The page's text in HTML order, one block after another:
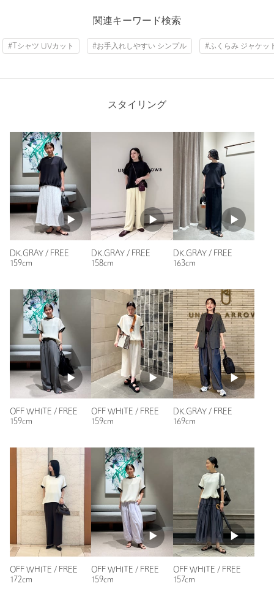
対象外商品
タイプ WOMEN
サイズ FREE
本体；ポリエステル59％ 複合繊維(ポリエステ
ル)41％ 別布；ポリエステル66％ ナイロン31％ ポ
洗濯表示 洗濯表示について
原産国 ベトナム製
商品番号 1516-1-000000
購入サイズ：FREE
｜
購入カラー：OFF WHITE
アルめにもキレイめにも着られます。
性別：女性
年代：40代後半
身長：160cm
普段の着用サイズ：
10人が参考になったと回答
参考になった
ニックネーム： Gachapinne
投稿日： 2026年5月4日
購入サイズ：FREE
｜
購入カラー：OFF WHITE
購入商品のサイズ感：
ちょうどよい
Comfyシリーズは、「しわにならない、イージーケア、きれ
いめに見える」で出張用に重宝しており、新作が出ると必ずチ
性別：
152cm
普段の着用サイズ：
8人が参考になったと回答
参考になった
関連キーワード検索
#Tシャツ UVカット #お手入れしやすい シンプル #ふくらみ ジャケッ
スタイリング
DK.GRAY / FREE
159cm
DK.GRAY / FREE
158cm
DK.GRAY / FREE
163cm
OFF WHITE / FREE
159cm
OFF WHITE / FREE
159cm
DK.GRAY / FREE
169cm
OFF WHITE / FREE
172cm
OFF WHITE / FREE
159cm
OFF WHITE / FREE
157cm